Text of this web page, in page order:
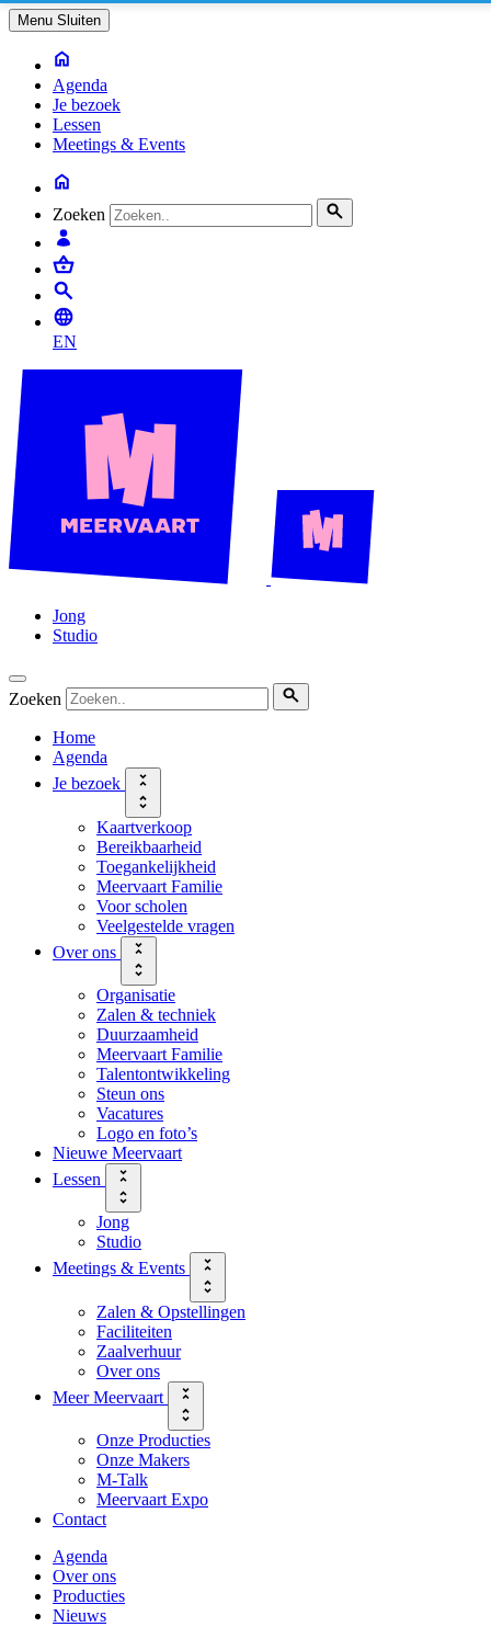
Menu Sluiten
Agenda
Je bezoek
Lessen
Meetings & Events
Zoeken
EN
Jong
Studio
Zoeken
Home
Agenda
Je bezoek
Kaartverkoop
Bereikbaarheid
Toegankelijkheid
Meervaart Familie
Voor scholen
Veelgestelde vragen
Over ons
Organisatie
Zalen & techniek
Duurzaamheid
Meervaart Familie
Talentontwikkeling
Steun ons
Vacatures
Logo en foto’s
Nieuwe Meervaart
Lessen
Jong
Studio
Meetings & Events
Zalen & Opstellingen
Faciliteiten
Zaalverhuur
Over ons
Meer Meervaart
Onze Producties
Onze Makers
M-Talk
Meervaart Expo
Contact
Agenda
Over ons
Producties
Nieuws